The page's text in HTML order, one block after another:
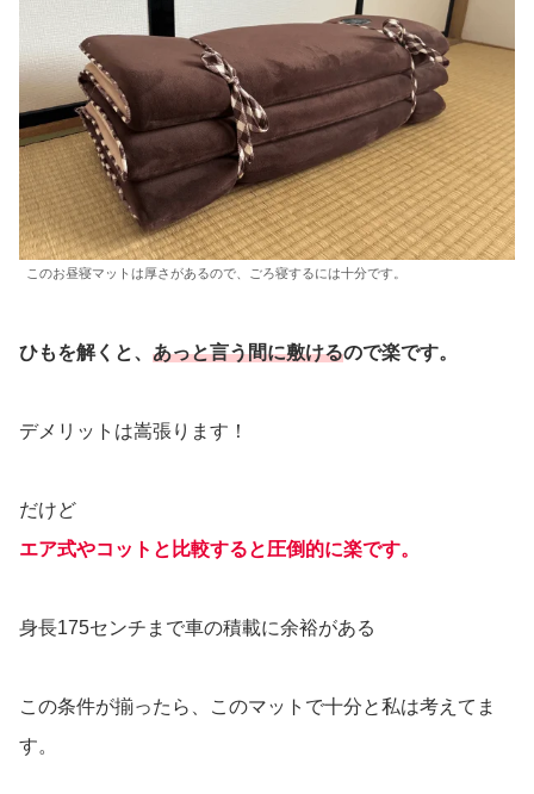
このお昼寝マットは厚さがあるので、ごろ寝するには十分です。
ひもを解くと、 あっと言う間に敷けるので楽です。
デメリットは嵩張ります！
だけど
エア式やコットと比較すると圧倒的に楽です。
身長175センチまで車の積載に余裕がある
この条件が揃ったら、このマットで十分と私は考えてま
す。